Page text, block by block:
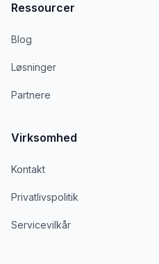
Ressourcer
Blog
Løsninger
Partnere
Virksomhed
Kontakt
Privatlivspolitik
Servicevilkår